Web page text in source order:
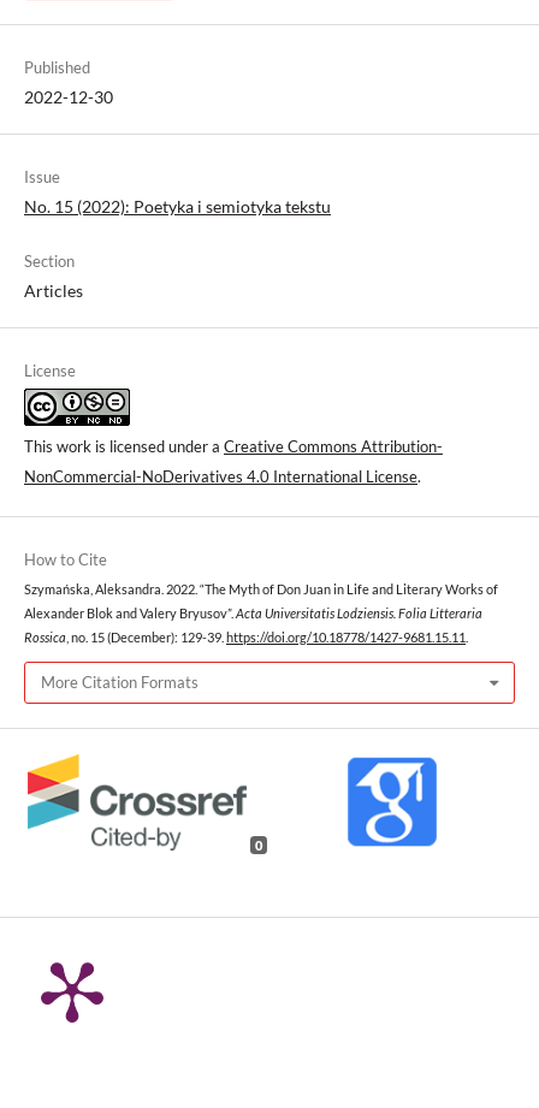
Published
2022-12-30
Issue
No. 15 (2022): Poetyka i semiotyka tekstu
Section
Articles
License
This work is licensed under a Creative Commons Attribution-
NonCommercial-NoDerivatives 4.0 International License.
How to Cite
Szymańska, Aleksandra. 2022. “The Myth of Don Juan in Life and Literary Works of
Alexander Blok and Valery Bryusov”. Acta Universitatis Lodziensis. Folia Litteraria
Rossica , no. 15 (December): 129-39. https://doi.org/10.18778/1427-9681.15.11
More Citation Formats
0